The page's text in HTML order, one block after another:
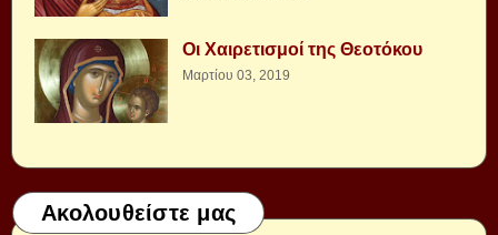
Οι Χαιρετισμοί της Θεοτόκου
Μαρτίου 03, 2019
Ακολουθείστε μας